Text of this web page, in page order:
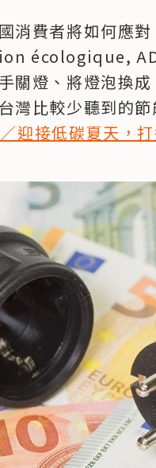
消費者將如何應
écologique,
關燈、將燈泡換
灣比較少聽到的節
迎接低碳夏天，